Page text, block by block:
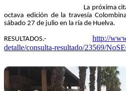
La próxima cita para los
octava edición de la travesía
sábado 27 de julio en la ría de Huelva.
RESULTADOS.- http://
detalle/consulta-resultado/23569/